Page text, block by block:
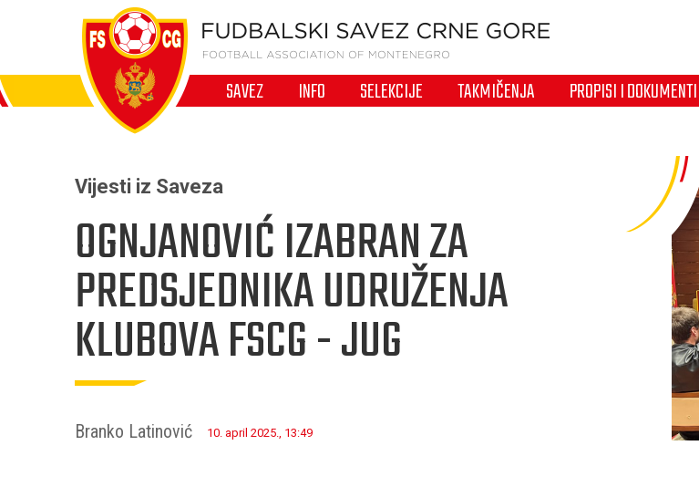
SAVEZ INFO SELEKCIJE TAKMIČENJA PROPISI I DOKUMENTI
Vijesti iz Saveza
OGNJANOVIĆ IZABRAN ZA
PREDSJEDNIKA UDRUŽENJA
KLUBOVA FSCG - JUG
Branko Latinović 10. april 2025., 13:49